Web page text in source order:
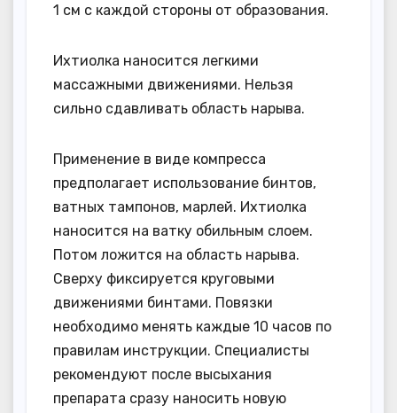
1 см с каждой стороны от образования.
Ихтиолка наносится легкими
массажными движениями. Нельзя
сильно сдавливать область нарыва.
Применение в виде компресса
предполагает использование бинтов,
ватных тампонов, марлей. Ихтиолка
наносится на ватку обильным слоем.
Потом ложится на область нарыва.
Сверху фиксируется круговыми
движениями бинтами. Повязки
необходимо менять каждые 10 часов по
правилам инструкции. Специалисты
рекомендуют после высыхания
препарата сразу наносить новую